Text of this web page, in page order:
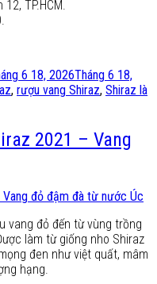
TP.HCM.
6 18, 2026Tháng 6 18,
, rượu vang Shiraz, Shiraz là
2021 – Vang
vang đỏ đến từ vùng trồng
làm từ giống nho Shiraz
đen như việt quất, mâm
hạng.